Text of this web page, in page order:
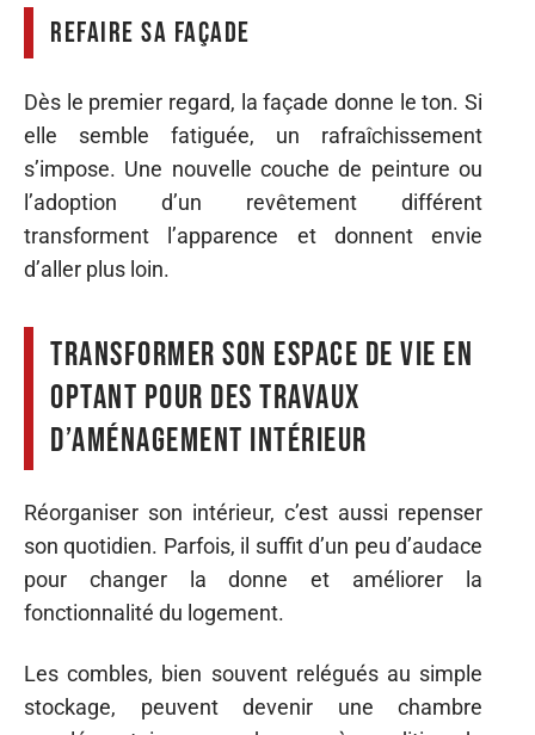
Refaire sa façade
Dès le premier regard, la façade donne le ton. Si
elle semble fatiguée, un rafraîchissement
s’impose. Une nouvelle couche de peinture ou
l’adoption d’un revêtement différent
transforment l’apparence et donnent envie
d’aller plus loin.
Transformer son espace de vie en
optant pour des travaux
d’aménagement intérieur
Réorganiser son intérieur, c’est aussi repenser
son quotidien. Parfois, il suffit d’un peu d’audace
pour changer la donne et améliorer la
fonctionnalité du logement.
Les combles, bien souvent relégués au simple
stockage, peuvent devenir une chambre